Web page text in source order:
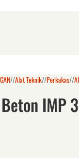
/ Alat Teknik/ Perkakas/
IMP